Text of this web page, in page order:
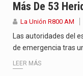
Más De 53
La Unión R800 AM
Las autoridades del
de emergencia tras
LEER MÁS